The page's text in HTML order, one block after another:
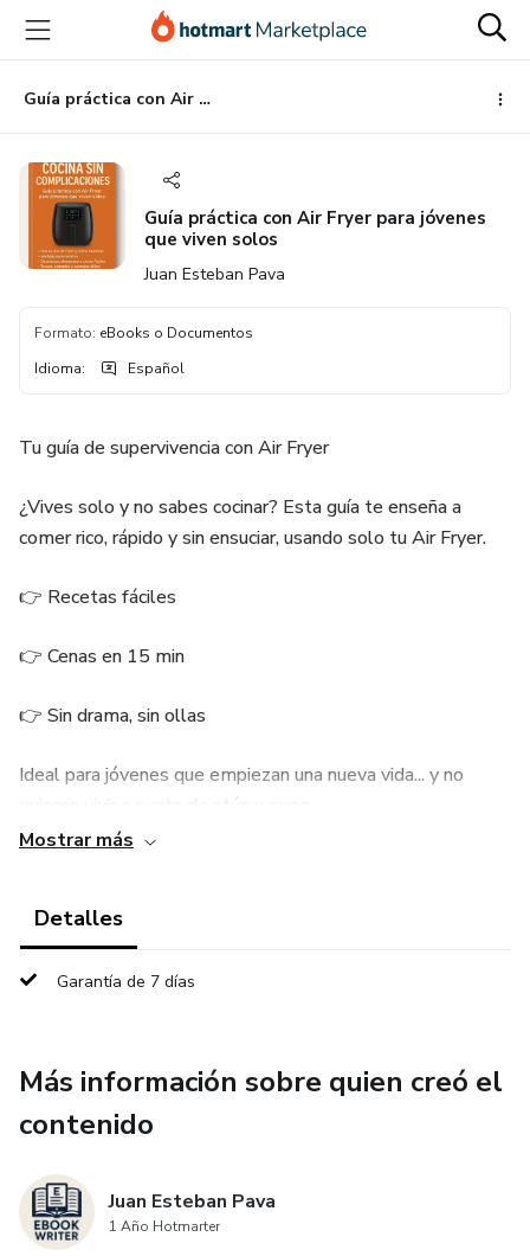
principal
página
de
página
Guía práctica con Air Fryer para jóvenes que viven solos
Guía práctica con Air Fryer para jóvenes
que viven solos
Juan Esteban Pava
Formato: eBooks o Documentos
Idioma: Español
Tu guía de supervivencia con Air Fryer
¿Vives solo y no sabes cocinar? Esta guía te enseña a
comer rico, rápido y sin ensuciar, usando solo tu Air Fryer.
👉 Recetas fáciles
👉 Cenas en 15 min
👉 Sin drama, sin ollas
Ideal para jóvenes que empiezan una nueva vida... y no
quieren vivir a punta de atún y arroz.
Mostrar más
Detalles
Garantía de 7 días
Más información sobre quien creó el
contenido
Juan Esteban Pava
1 Año Hotmarter